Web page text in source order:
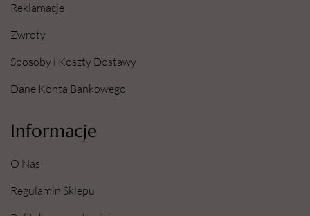
Reklamacje
Zwroty
Sposoby i Koszty Dostawy
Dane Konta Bankowego
Informacje
O Nas
Regulamin Sklepu